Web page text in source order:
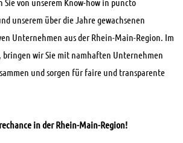
von unserem Know-how in puncto
unserem über die Jahre gewachsenen
Unternehmen aus der Rhein-Main-Region. Im
bringen wir Sie mit namhaften Unternehmen
und sorgen für faire und transparente
in der Rhein-Main-Region!